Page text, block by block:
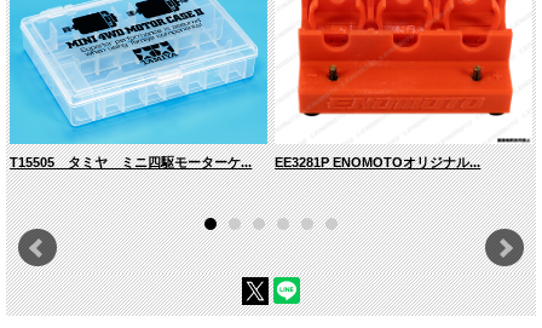
T15505 タミヤ ミニ四駆モーターケ... EE3281P ENOMOTOオリジナル...